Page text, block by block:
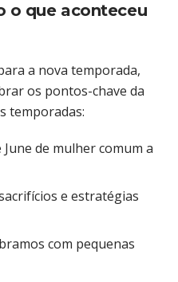
o que aconteceu
a nova temporada,
os pontos-chave da
temporadas:
de mulher comum a
e estratégias
com pequenas